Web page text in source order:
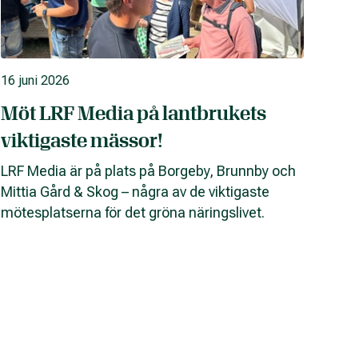
16 juni 2026
Möt LRF Media på lantbrukets
viktigaste mässor!
LRF Media är på plats på Borgeby, Brunnby och
Mittia Gård & Skog – några av de viktigaste
mötesplatserna för det gröna näringslivet.